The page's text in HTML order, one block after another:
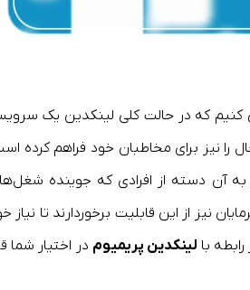
کنیم که در حالت کلی لینکدین یک
را نیز برای مخاطبان خود فراهم کرده
آن دسته از افرادی که جوینده
نیز از این قابلیت برخوردارند تا نیاز
با لینکدین پریمیوم در اختیار شما